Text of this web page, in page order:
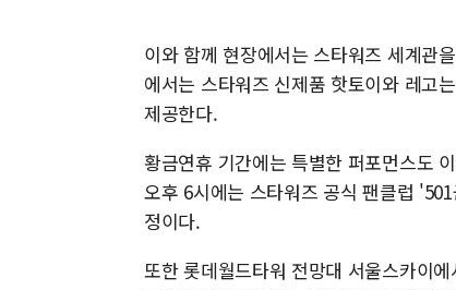
이와 함께 현장에서는 스타워즈 세계관
에서는 스타워즈 신제품 핫토이와 레고
제공한다.
황금연휴 기간에는 특별한 퍼포먼스도
오후 6시에는 스타워즈 공식 팬클럽
정이다.
또한 롯데월드타워 전망대 서울스카이